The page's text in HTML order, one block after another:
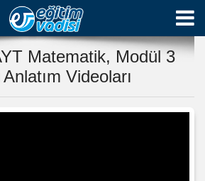
Matematik, Modül 3
Videoları